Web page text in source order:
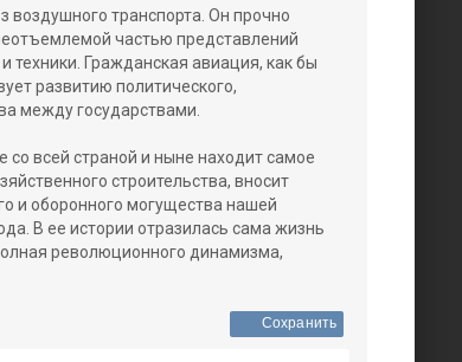
воздушного транспорта. Он прочно
частью представлений
техники. Гражданская авиация, как бы
развитию политического,
между государствами.
всей страной и ныне находит самое
строительства, вносит
и оборонного могущества нашей
В ее истории отразилась сама жизнь
революционного динамизма,
Сохранить